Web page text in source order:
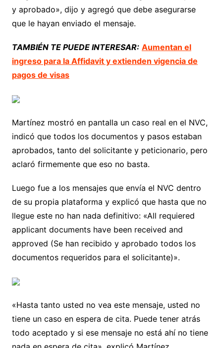
y aprobado», dijo y agregó que debe asegurarse
que le hayan enviado el mensaje.
TAMBIÉN TE PUEDE INTERESAR: Aumentan el
ingreso para la Affidavit y extienden vigencia de
pagos de visas
Martínez mostró en pantalla un caso real en el NVC,
indicó que todos los documentos y pasos estaban
aprobados, tanto del solicitante y peticionario, pero
aclaró firmemente que eso no basta.
Luego fue a los mensajes que envía el NVC dentro
de su propia plataforma y explicó que hasta que no
llegue este no han nada definitivo: «All requiered
applicant documents have been received and
approved (Se han recibido y aprobado todos los
documentos requeridos para el solicitante)».
«Hasta tanto usted no vea este mensaje, usted no
tiene un caso en espera de cita. Puede tener atrás
todo aceptado y si ese mensaje no está ahí no tiene